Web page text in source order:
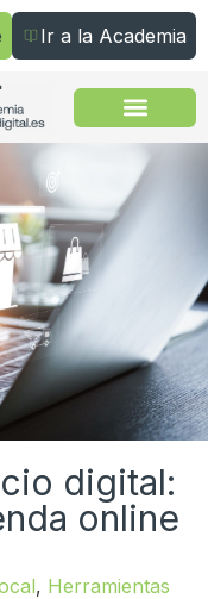
Ir a la Academia
digital:
online
, Herramientas